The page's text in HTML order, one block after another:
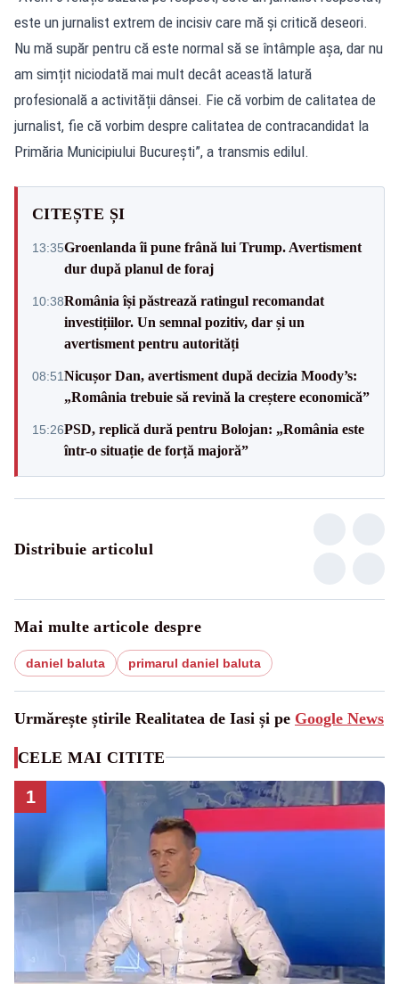
este un jurnalist extrem de incisiv care mă și critică deseori.
Nu mă supăr pentru că este normal să se întâmple așa, dar nu
am simțit niciodată mai mult decât această latură
profesională a activității dânsei. Fie că vorbim de calitatea de
jurnalist, fie că vorbim despre calitatea de contracandidat la
Primăria Municipiului București”, a transmis edilul.
CITEȘTE ȘI
13:35Groenlanda îi pune frână lui Trump. Avertisment
dur după planul de foraj
10:38România își păstrează ratingul recomandat
investițiilor. Un semnal pozitiv, dar și un
avertisment pentru autorități
08:51Nicușor Dan, avertisment după decizia Moody’s:
„România trebuie să revină la creștere economică”
15:26PSD, replică dură pentru Bolojan: „România este
într-o situație de forță majoră”
Distribuie articolul
Mai multe articole despre
daniel baluta primarul daniel baluta
Urmărește știrile Realitatea de Iasi și pe Google News
CELE MAI CITITE
1